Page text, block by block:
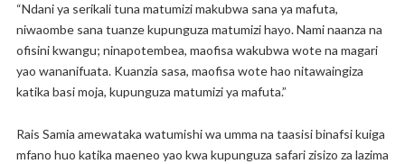
“Ndani ya serikali tuna matumizi makubwa sana ya mafuta,
niwaombe sana tuanze kupunguza matumizi hayo. Nami naanza na
ofisini kwangu; ninapotembea, maofisa wakubwa wote na magari
yao wananifuata. Kuanzia sasa, maofisa wote hao nitawaingiza
katika basi moja, kupunguza matumizi ya mafuta.”
Rais Samia amewataka watumishi wa umma na taasisi binafsi kuiga
mfano huo katika maeneo yao kwa kupunguza safari zisizo za lazima